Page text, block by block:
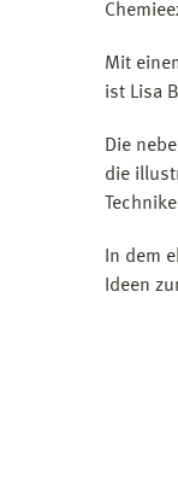
Mit
ist Lisa
Die
die
In dem
Ideen